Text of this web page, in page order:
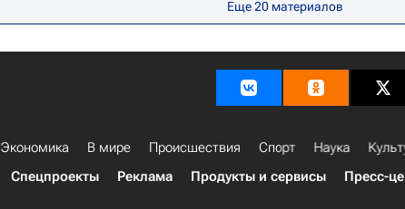
Еще 20 материалов
Экономика В мире Происшествия Спорт Наука
Спецпроекты
Реклама Продукты и сервисы Пресс-